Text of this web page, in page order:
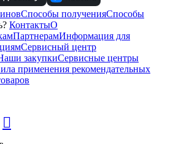
Способы полученияСпособы
КонтактыО
ПартнерамИнформация для
Сервисный центр
закупкиСервисные центры
применения рекомендательных